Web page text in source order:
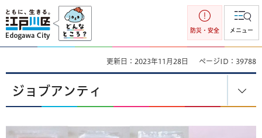
江戸川区
防災・安全 メニュー
更新日：2023年11月28日 ページID：39788
ジョブアンティ